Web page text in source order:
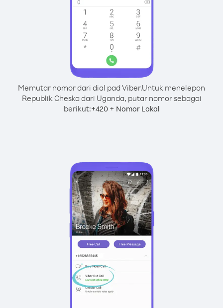
Memutar nomor dari dial pad Viber.Untuk menelepon
Republik Cheska dari Uganda, putar nomor sebagai
berikut:+420+ Nomor Lokal